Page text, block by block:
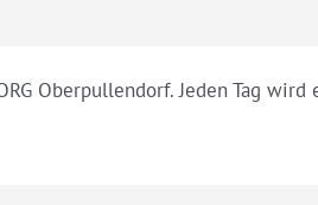
Oberpullendorf. Jeden Tag